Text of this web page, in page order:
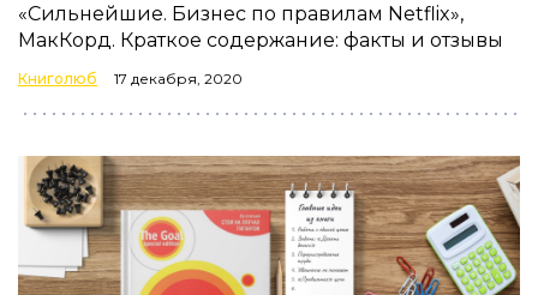
«Сильнейшие. Бизнес по правилам Netflix»,
МакКорд. Краткое содержание: факты и отзывы
Книголюб 17 декабря, 2020